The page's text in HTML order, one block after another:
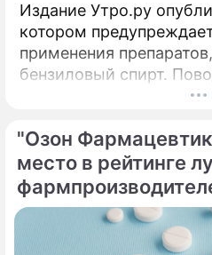
Издание Утро.ру
котором
применения
бензиловый спирт. Поводом для публикации
стала ситуация,
высокие цены на
США и ряде других
числа более доступных
которых может
оригинала.
"Озон
место в рейтинге